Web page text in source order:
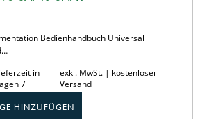
Bedienhandbuch Universal
in
7
exkl. MwSt. | kostenloser
Versand
HINZUFÜGEN